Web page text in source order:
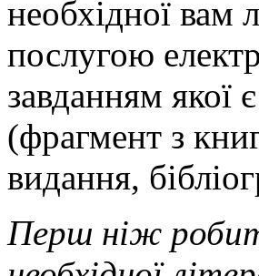
необхідної вам
послугою
завданням якої
(фрагмент з
видання,
Перш ніж